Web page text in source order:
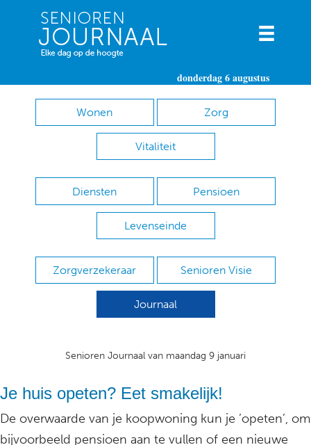
donderdag 6 augustus
Wonen Zorg
Vitaliteit
Diensten Pensioen
Levenseinde
Zorgverzekeraar Senioren Visie
Journaal
Senioren Journaal van maandag 9 januari
Je huis opeten? Eet smakelijk!
De overwaarde van je koopwoning kun je ’opeten’, om
bijvoorbeeld pensioen aan te vullen of een nieuwe